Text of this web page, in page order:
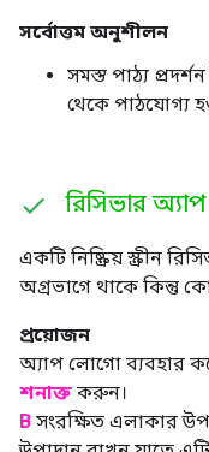
সর্বোত্তম অনুশীলন
সমস্ত পাঠ্য
থেকে পাঠযোগ্য
রিসিভার অ্যাপ
একটি নিষ্ক্রিয় স্ক্রীন
অগ্রভাগে থাকে কিন্তু
প্রয়োজন
অ্যাপ লোগো ব্যবহার
শনাক্ত করুন।
B সংরক্ষিত এলাকার